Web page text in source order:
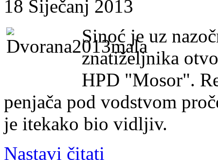
18 Siječanj 2013
Sinoć je uz
znatiželjnika
HPD "Mosor".
penjača pod vodstvom
je itekako bio vidljiv.
Nastavi čitati